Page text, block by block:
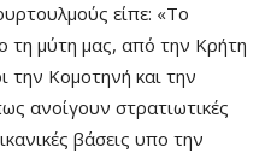
είπε: «To
τη μύτη μας, από την Κρήτη
την Κομοτηνή και την
ανοίγουν στρατιωτικές
βάσεις υπο την